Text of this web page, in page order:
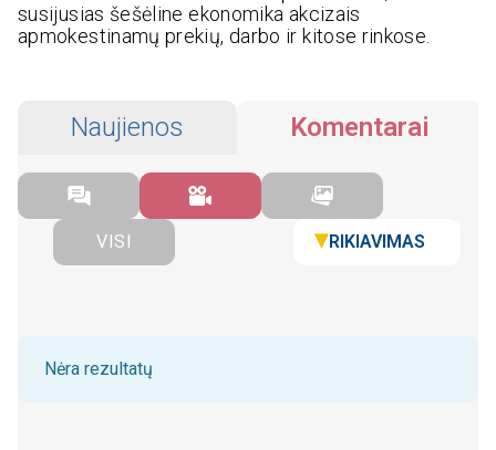
susijusias šešėline ekonomika akcizais
apmokestinamų prekių, darbo ir kitose rinkose.
Naujienos Komentarai
VISI RIKIAVIMAS
Nėra rezultatų